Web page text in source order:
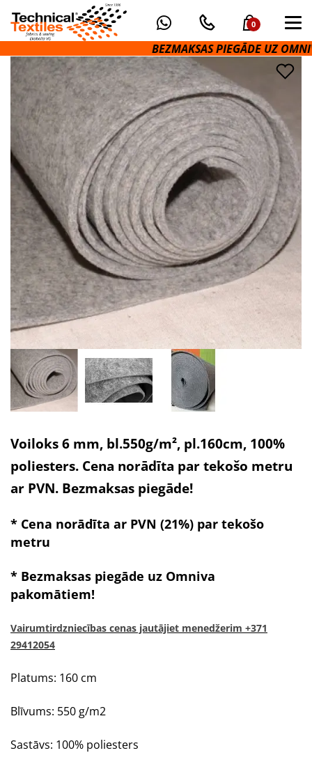
0
BEZMAKSAS PIEGĀDE UZ
Voiloks 6 mm, bl.550g/m², pl.160cm, 100%
poliesters. Cena norādīta par tekošo metru
ar PVN. Bezmaksas piegāde!
* Cena norādīta ar PVN (21%) par tekošo
metru
* Bezmaksas piegāde uz Omniva
pakomātiem!
Vairumtirdzniecības cenas jautājiet menedžerim +371
29412054
Platums: 160 cm
Blīvums: 550 g/m2
Sastāvs: 100% poliesters